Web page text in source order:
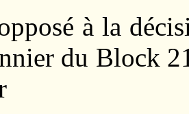
à la
du Block